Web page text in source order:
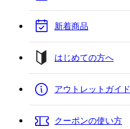
新着商品
はじめての方へ
アウトレットガイド
クーポンの使い方